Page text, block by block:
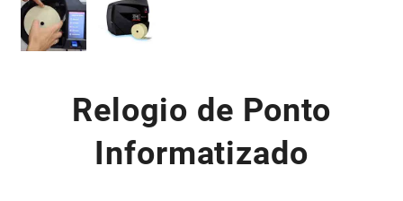
Relogio de Ponto
Informatizado